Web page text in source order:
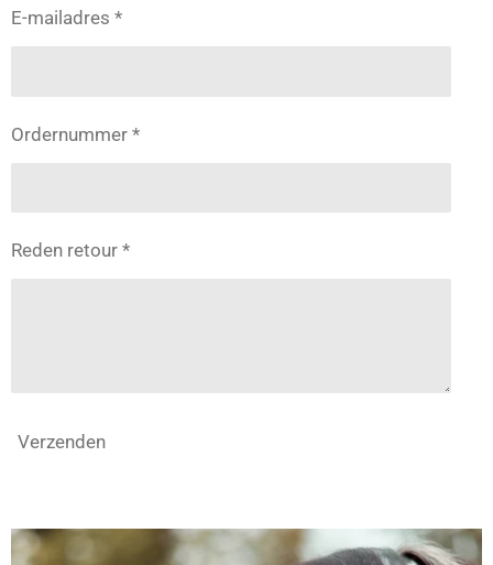
E-mailadres *
Ordernummer *
Reden retour *
Verzenden